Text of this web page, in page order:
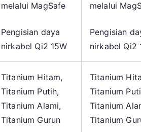
melalui MagSafe
Pengisian daya
nirkabel Qi2 15W
melalui
Pengisian
nirkabel Qi2
Titanium Hitam,
Titanium Putih,
Titanium Alami,
Titanium Gurun
Titanium
Titanium
Titanium
Titanium